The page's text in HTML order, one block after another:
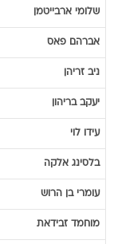
שלומי ארבייטמן
אברהם פאס
ניב זריהן
יעקב בריהון
עידו לוי
בלסינג אלקה
עומרי בן הרוש
מוחמד זבידאת